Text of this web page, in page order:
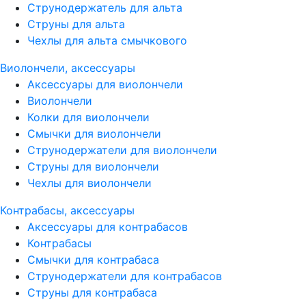
Струнодержатель для альта
Струны для альта
Чехлы для альта смычкового
Виолончели, аксессуары
Аксессуары для виолончели
Виолончели
Колки для виолончели
Смычки для виолончели
Струнодержатели для виолончели
Струны для виолончели
Чехлы для виолончели
Контрабасы, аксессуары
Аксессуары для контрабасов
Контрабасы
Смычки для контрабаса
Струнодержатели для контрабасов
Струны для контрабаса